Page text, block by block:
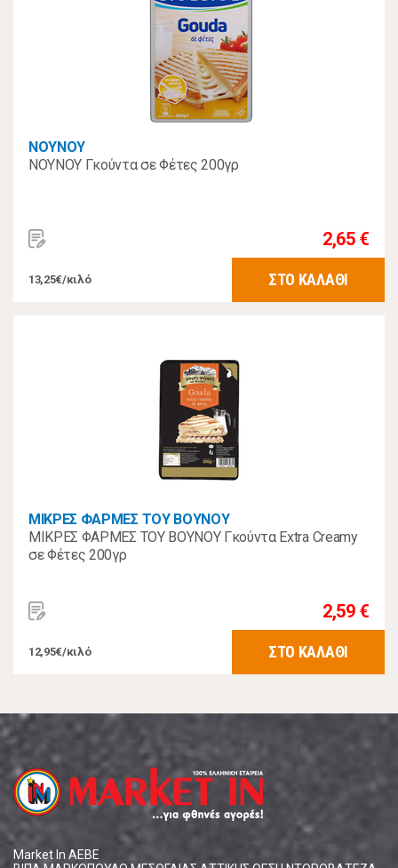
ΝΟΥΝΟΥ
ΝΟΥΝΟΥ Γκούντα σε Φέτες 200γρ
2,65 €
13,25€/κιλό ΣΤΟ ΚΑΛΑΘΙ
ΜΙΚΡΕΣ ΦΑΡΜΕΣ ΤΟΥ ΒΟΥΝΟΥ
ΜΙΚΡΕΣ ΦΑΡΜΕΣ ΤΟΥ ΒΟΥΝΟΥ Γκούντα Extra Creamy
σε Φέτες 200γρ
2,59 €
12,95€/κιλό ΣΤΟ ΚΑΛΑΘΙ
Market In ΑΕΒΕ